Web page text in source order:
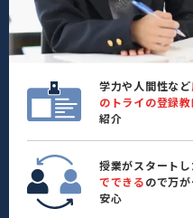
学力や人間性など
のトライの登録
紹介
授業がスタート
でできるので万
安心